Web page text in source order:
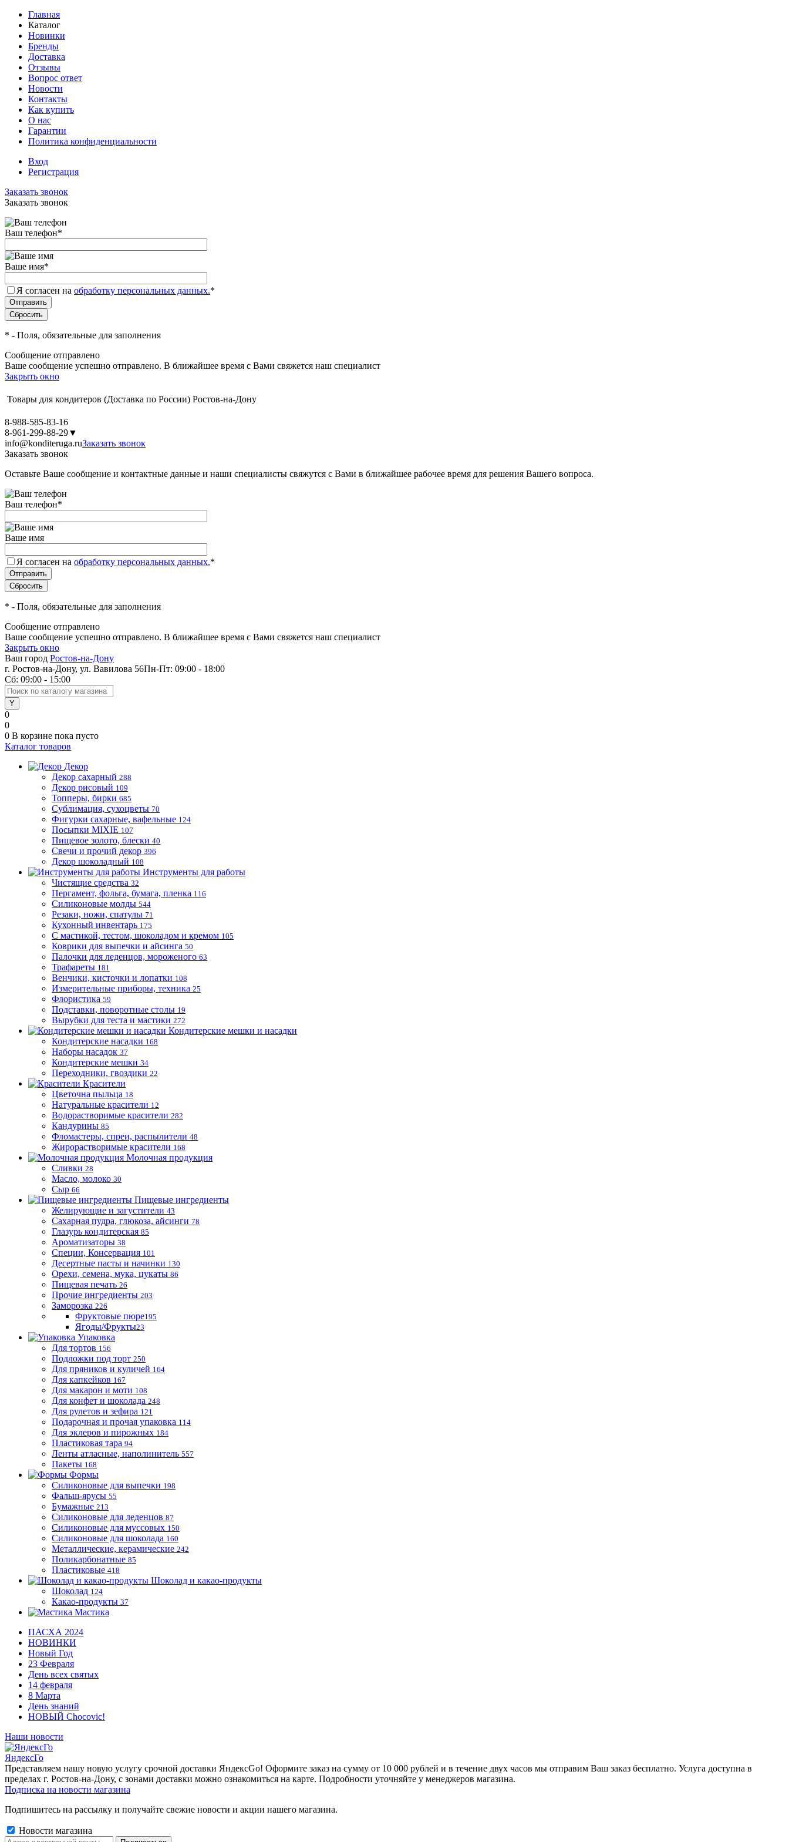
Главная
Каталог
Новинки
Бренды
Доставка
Отзывы
Вопрос ответ
Новости
Контакты
Как купить
О нас
Гарантии
Политика конфиденциальности
Вход
Регистрация
Заказать звонок
Заказать звонок
Ваш телефон*
Ваше имя*
Я согласен на обработку персональных данных.*
* - Поля, обязательные для заполнения
Сообщение отправлено
Ваше сообщение успешно отправлено. В ближайшее время с Вами свяжется наш специалист
Закрыть окно
Товары для кондитеров (Доставка по России) Ростов-на-Дону
8-988-585-83-16
8-961-299-88-29▼
info@konditeruga.ruЗаказать звонок
Заказать звонок
Оставьте Ваше сообщение и контактные данные и наши специалисты свяжутся с Вами в ближайшее рабочее время для решения Вашего вопроса.
Ваш телефон*
Ваше имя
Я согласен на обработку персональных данных.*
* - Поля, обязательные для заполнения
Сообщение отправлено
Ваше сообщение успешно отправлено. В ближайшее время с Вами свяжется наш специалист
Закрыть окно
Ваш город Ростов-на-Дону
г. Ростов-на-Дону, ул. Вавилова 56Пн-Пт: 09:00 - 18:00
Сб: 09:00 - 15:00
0
0
0 В корзине пока пусто
Каталог товаров
Декор
Декор сахарный 288
Декор рисовый 109
Топперы, бирки 685
Сублимация, сухоцветы 70
Фигурки сахарные, вафельные 124
Посыпки MIXIE 107
Пищевое золото, блески 40
Свечи и прочий декор 396
Декор шоколадный 108
Инструменты для работы
Чистящие средства 32
Пергамент, фольга, бумага, пленка 116
Силиконовые молды 544
Резаки, ножи, спатулы 71
Кухонный инвентарь 175
С мастикой, тестом, шоколадом и кремом 105
Коврики для выпечки и айсинга 50
Палочки для леденцов, мороженого 63
Трафареты 181
Венчики, кисточки и лопатки 108
Измерительные приборы, техника 25
Флористика 59
Подставки, поворотные столы 19
Вырубки для теста и мастики 272
Кондитерские мешки и насадки
Кондитерские насадки 168
Наборы насадок 37
Кондитерские мешки 34
Переходники, гвоздики 22
Красители
Цветочна пыльца 18
Натуральные красители 12
Водорастворимые красители 282
Кандурины 85
Фломастеры, спреи, распылители 48
Жирорастворимые красители 168
Молочная продукция
Сливки 28
Масло, молоко 30
Сыр 66
Пищевые ингредиенты
Желирующие и загустители 43
Сахарная пудра, глюкоза, айсинги 78
Глазурь кондитерская 85
Ароматизаторы 38
Специи, Консервация 101
Десертные пасты и начинки 130
Орехи, семена, мука, цукаты 86
Пищевая печать 26
Прочие ингредиенты 203
Заморозка 226
Фруктовые пюре195
Ягоды/Фрукты23
Упаковка
Для тортов 156
Подложки под торт 250
Для пряников и куличей 164
Для капкейков 167
Для макарон и моти 108
Для конфет и шоколада 248
Для рулетов и зефира 121
Подарочная и прочая упаковка 114
Для эклеров и пирожных 184
Пластиковая тара 94
Ленты атласные, наполинитель 557
Пакеты 168
Формы
Силиконовые для выпечки 198
Фальш-ярусы 55
Бумажные 213
Силиконовые для леденцов 87
Силиконовые для муссовых 150
Силиконовые для шоколада 160
Металлические, керамические 242
Поликарбонатные 85
Пластиковые 418
Шоколад и какао-продукты
Шоколад 124
Какао-продукты 37
Мастика
ПАСХА 2024
НОВИНКИ
Новый Год
23 Февраля
День всех святых
14 февраля
8 Марта
День знаний
НОВЫЙ Chocovic!
Наши новости
ЯндексГо
Представляем нашу новую услугу срочной доставки ЯндексGo! Оформите заказ на сумму от 10 000 рублей и в течение двух часов мы отправим Ваш заказ бесплатно. Услуга доступна в
пределах г. Ростов-на-Дону, с зонами доставки можно ознакомиться на карте. Подробности уточняйте у менеджеров магазина.
Подписка на новости магазина
Подпишитесь на рассылку и получайте свежие новости и акции нашего магазина.
Новости магазина